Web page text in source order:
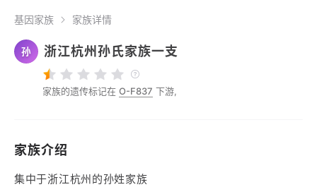
基因家族 家族详情
孙 浙江杭州孙氏家族一支
家族的遗传标记在 O-F837 下游,
家族介绍
集中于浙江杭州的孙姓家族